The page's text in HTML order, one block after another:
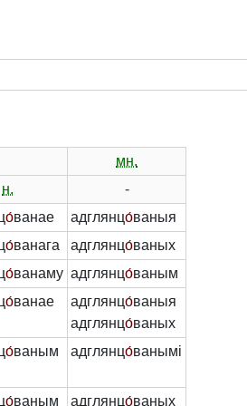
мн.
н.
-
о́ванае адглянцо́ваныя
о́ванага адглянцо́ваных
о́ванаму адглянцо́ваным
о́ванае адглянцо́ваныя
адглянцо́ваных
о́ваным адглянцо́ванымі
о́ваным адглянцо́ваных